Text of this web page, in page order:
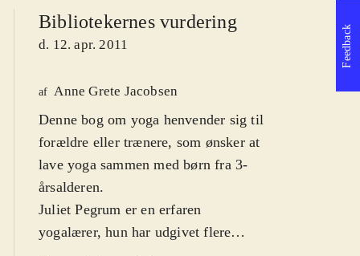
Bibliotekernes vurdering
d. 12. apr. 2011
af Anne Grete Jacobsen
Denne bog om yoga henvender sig til
forældre eller trænere, som ønsker at
lave yoga sammen med børn fra 3-
årsalderen.
Juliet Pegrum er en erfaren
yogalærer, hun har udgivet flere
Feedback